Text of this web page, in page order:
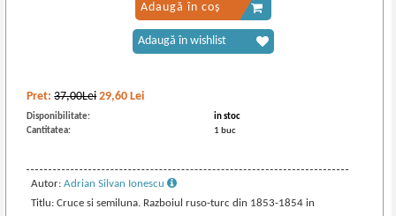
Pret:37,00Lei 29,60 Lei
Disponibilitate:
in stoc
Cantitatea:
1 buc
Autor:Adrian Silvan Ionescu
Titlu: Cruce si semiluna. Razboiul ruso-turc din 1853-1854 in
Adaugă în coș
Adaugă în wishlist